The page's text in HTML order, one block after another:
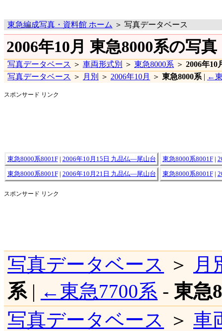
東急編成写真・資料館 ホーム ＞ 写真データベース
2006年10月 東急8000系の写真
写真データベース ＞ 車両形式別 ＞ 東急8000系 ＞ 2006年10
写真データベース ＞ 月別 ＞ 2006年10月 ＞ 東急8000系 | ←
スポンサード リンク
東急8000系8001F| 2006年10月15日 九品仏―尾山台 東急8000系8001F|
東急8000系8001F| 2006年10月21日 九品仏―尾山台 東急8000系8001F|
スポンサード リンク
写真データベース ＞
月
系| ←東急7700系 - 東急
写真データベース
＞ 車